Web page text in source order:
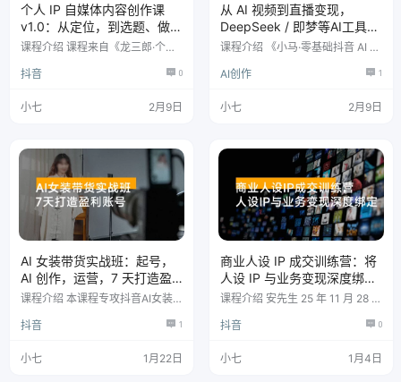
个人 IP 自媒体内容创作课
v1.0：从定位，到选题、做钩
子、搭结构，再到后期运
课程介绍 课程来自《龙三郎·个人 I
给新手量身打造的进阶课。没有花
硬核干货。从最开始的定位，到选
袭搬运，只带你练原创能力，用专
业选手的创作逻辑，让你做出观众
愿意追着看的内容。 课程目录 系
统1-警言篇.mp4 系统2-定位篇.m
p4 系统3-内容篇-选题.mp4 系
统…
抖音 0
小七 2月9日
从 AI 视频到直播变现，
DeepSeek / 即梦等AI工具实
战教学，生产爆款视频，打
课程介绍 《小马·零基础抖音 AI 赚
从DeepSeek入门、AI爆款视频制
到剪映剪辑、账号运营、直播带货
行，学完就能上手实操。 课程目
录 认识ai工具 deepseek新手0入
门教程 deepseek万能提问公式 即
梦无线积分方法 无水印保存图片
视频 动物采访如何做 即梦4.0…
AI创作 1
小七 2月9日
AI 女装带货实战班：起号，
AI 创作，运营，7 天打造盈
利账号，单月带货佣金过万
课程介绍 本课程专攻抖音AI女装
起步到持续经营的全链路。课程包
车）、素材获取与优化（图片/视
抖音 1
小七 1月22日
商业人设 IP 成交训练营：将
人设 IP 与业务变现深度绑
定，从流量到信任再到成交
课程介绍 安先生 25 年 11 月 28 -
练营，本课程 5 天内容涵盖账号体
文案生产流程、加餐课及内部案例
抖音 0
小七 1月4日